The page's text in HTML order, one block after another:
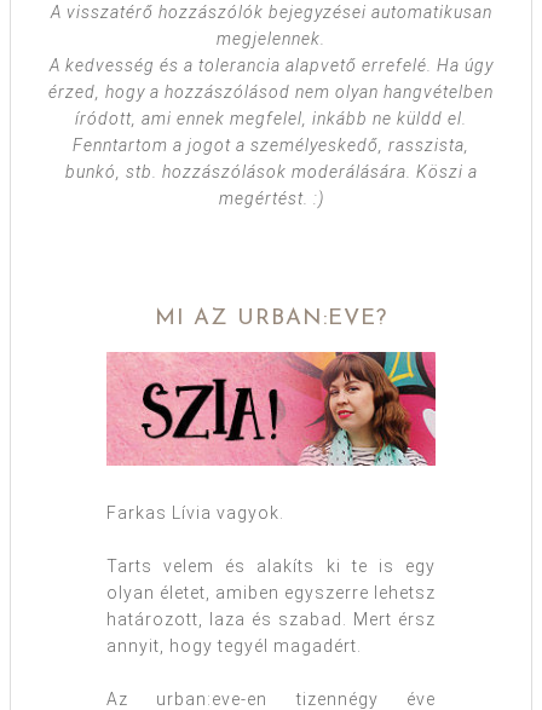
A visszatérő hozzászólók bejegyzései automatikusan
megjelennek.
A kedvesség és a tolerancia alapvető errefelé. Ha úgy
érzed, hogy a hozzászólásod nem olyan hangvételben
íródott, ami ennek megfelel, inkább ne küldd el.
Fenntartom a jogot a személyeskedő, rasszista,
bunkó, stb. hozzászólások moderálására. Köszi a
megértést. :)
MI AZ URBAN:EVE?
Farkas Lívia vagyok.
Tarts velem és alakíts ki te is egy
olyan életet, amiben egyszerre lehetsz
határozott, laza és szabad. Mert érsz
annyit, hogy tegyél magadért.
Az urban:eve-en tizennégy éve